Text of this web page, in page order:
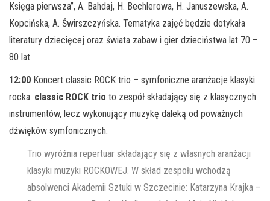
Księga pierwsza”, A. Bahdaj, H. Bechlerowa, H. Januszewska, A.
Kopcińska, A. Świrszczyńska. Tematyka zajęć będzie dotykała
literatury dziecięcej oraz świata zabaw i gier dzieciństwa lat 70 –
80 lat
12:00 Koncert classic ROCK trio – symfoniczne aranżacje klasyki
rocka. classic ROCK trio to zespół składający się z klasycznych
instrumentów, lecz wykonujący muzykę daleką od poważnych
dźwięków symfonicznych.
Trio wyróżnia repertuar składający się z własnych aranżacji
klasyki muzyki ROCKOWEJ. W skład zespołu wchodzą
absolwenci Akademii Sztuki w Szczecinie: Katarzyna Krajka –